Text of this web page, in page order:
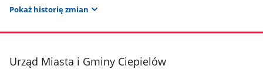
Pokaż historię zmian
stopka
Urząd Miasta i Gminy Ciepielów